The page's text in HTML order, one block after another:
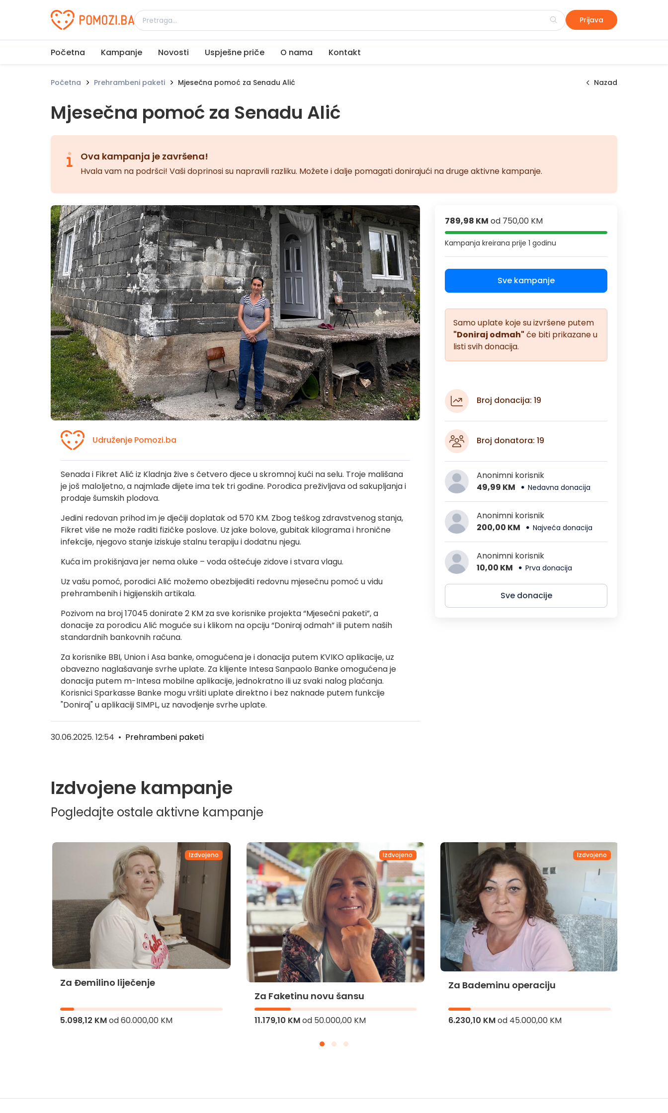
Udruženje Pomozi.ba Prijava
Početna Kampanje Novosti Uspješne priče O nama Kontakt
Početna Prehrambeni paketi Mjesečna pomoć za Senadu Alić Nazad
Mjesečna pomoć za Senadu Alić
Ova kampanja je završena!
Hvala vam na podršci! Vaši doprinosi su napravili razliku. Možete i dalje pomagati donirajući na druge aktivne kampanje.
Udruženje Pomozi.ba
Senada i Fikret Alić iz Kladnja žive s četvero djece u skromnoj kući na selu. Troje mališana
je još maloljetno, a najmlađe dijete ima tek tri godine. Porodica preživljava od sakupljanja i
prodaje šumskih plodova.
Jedini redovan prihod im je dječiji doplatak od 570 KM. Zbog teškog zdravstvenog stanja,
Fikret više ne može raditi fizičke poslove. Uz jake bolove, gubitak kilograma i hronične
infekcije, njegovo stanje iziskuje stalnu terapiju i dodatnu njegu.
Kuća im prokišnjava jer nema oluke – voda oštećuje zidove i stvara vlagu.
Uz vašu pomoć, porodici Alić možemo obezbijediti redovnu mjesečnu pomoć u vidu
prehrambenih i higijenskih artikala.
Pozivom na broj 17045 donirate 2 KM za sve korisnike projekta “Mjesečni paketi”, a
donacije za porodicu Alić moguće su i klikom na opciju “Doniraj odmah” ili putem naših
standardnih bankovnih računa.
Za korisnike BBI, Union i Asa banke, omogućena je i donacija putem KVIKO aplikacije, uz
obavezno naglašavanje svrhe uplate. Za klijente Intesa Sanpaolo Banke omogućena je
donacija putem m-Intesa mobilne aplikacije, jednokratno ili uz svaki nalog plaćanja.
Korisnici Sparkasse Banke mogu vršiti uplate direktno i bez naknade putem funkcije
"Doniraj" u aplikaciji SIMPL, uz navodjenje svrhe uplate.
30.06.2025. 12:54 • Prehrambeni paketi
789,98 KM od 750,00 KM
Kampanja kreiranaprije 1 godinu
Sve kampanje
Samo uplate koje su izvršene putem
"Doniraj odmah" će biti prikazane u
listi svih donacija.
Broj donacija: 19
Broj donatora: 19
Anonimni korisnik
49,99 KM
Nedavna donacija
Anonimni korisnik
200,00 KM
Najveća donacija
Anonimni korisnik
10,00 KM
Prva donacija
Sve donacije
Izdvojene kampanje
Pogledajte ostale aktivne kampanje
Izdvojeno
Za Đemilino liječenje
5.098,12 KMod60.000,00 KM
Izdvojeno
Za Faketinu novu šansu
11.179,10 KMod50.000,00 KM
Izdvojeno
Za Bademinu operaciju
6.230,10 KMod 45.000,00 KM